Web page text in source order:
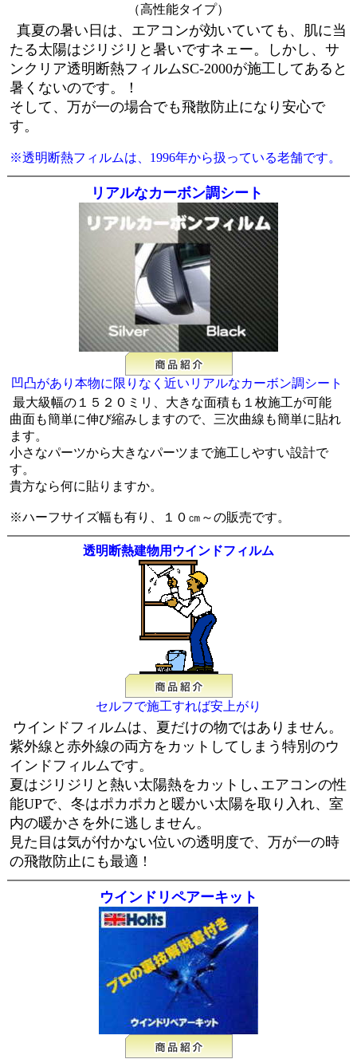
（高性能タイプ）
真夏の暑い日は、エアコンが効いていても、肌に当
たる太陽はジリジリと暑いですネェー。しかし、サ
ンクリア透明断熱フィルムSC-2000が施工してあると
暑くないのです。！
そして、万が一の場合でも飛散防止になり安心で
す。
※透明断熱フィルムは、1996年から扱っている老舗です。
リアルなカーボン調シート
凹凸があり本物に限りなく近いリアルなカーボン調シート
最大級幅の１５２０ミリ
、大きな面積も１枚施工が可能
曲面も簡単に伸び縮みしますので、三次曲線も簡単に貼れ
ます。
小さなパーツから大きなパーツまで施工しやすい設計で
す。
貴方なら何に貼りますか。
※ハーフサイズ幅も有り、１０㎝～の販売です。
透明断熱建物用ウインドフィルム
セルフで施工すれば安上がり
ウインドフィルムは、夏だけの物ではありません。
紫外線と赤外線の両方をカットしてしまう特別のウ
インドフィルムです。
夏はジリジリと熱い太陽熱をカットし､エアコンの性
能UPで、冬はポカポカと暖かい太陽を取り入れ、室
内の暖かさを外に逃しません。
見た目は気が付かない位いの透明度で、万が一の時
の飛散防止にも最適 !
ウインドリペアーキット